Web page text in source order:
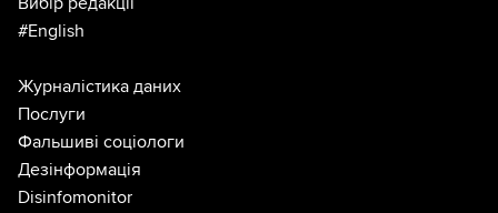
#English
Журналістика даних
Послуги
Фальшиві соціологи
Дезінформація
Disinfomonitor